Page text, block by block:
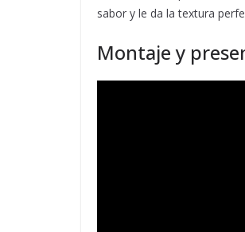
sabor y le da la textura
Montaje y